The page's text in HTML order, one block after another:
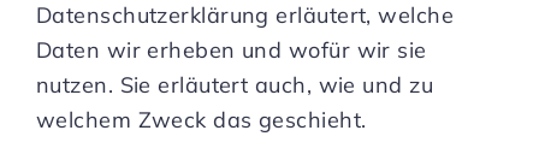
Datenschutzerklärung erläutert, welche
Daten wir erheben und wofür wir sie
nutzen. Sie erläutert auch, wie und zu
welchem Zweck das geschieht.